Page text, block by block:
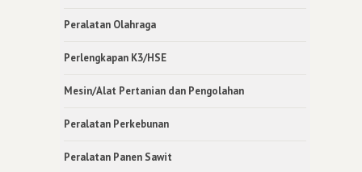
Peralatan Olahraga
Perlengkapan K3/HSE
Mesin/Alat Pertanian dan Pengolahan
Peralatan Perkebunan
Peralatan Panen Sawit